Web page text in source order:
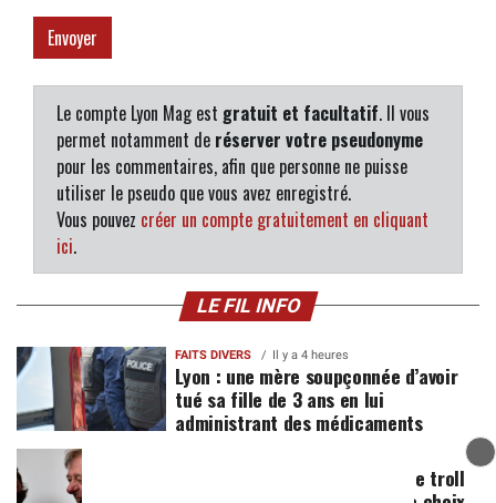
Le compte Lyon Mag est gratuit et facultatif. Il vous
permet notamment de réserver votre pseudonyme
pour les commentaires, afin que personne ne puisse
utiliser le pseudo que vous avez enregistré.
Vous pouvez créer un compte gratuitement en cliquant
ici.
LE FIL INFO
FAITS DIVERS Il y a 4 heures
Lyon : une mère soupçonnée d’avoir
tué sa fille de 3 ans en lui
administrant des médicaments
JO 2030 : "Merci Éric Ciotti", le troll